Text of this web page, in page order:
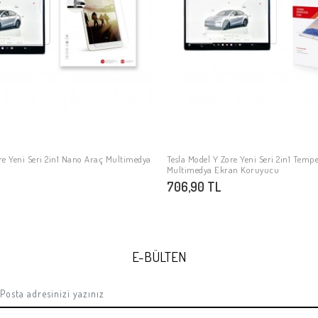
SEPETE EKLE
Yeni Seri 2in1 Nano Araç Multimedya
SEPETE EKLE
Tesla Model Y Zore Yeni Seri 2in1
Multimedya Ekran Koruyucu
706,90 TL
E-BÜLTEN